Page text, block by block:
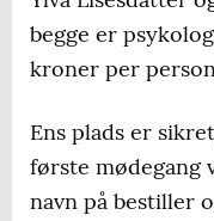
begge er
kroner per
Ens plads er
første mødegang
navn på bestiller